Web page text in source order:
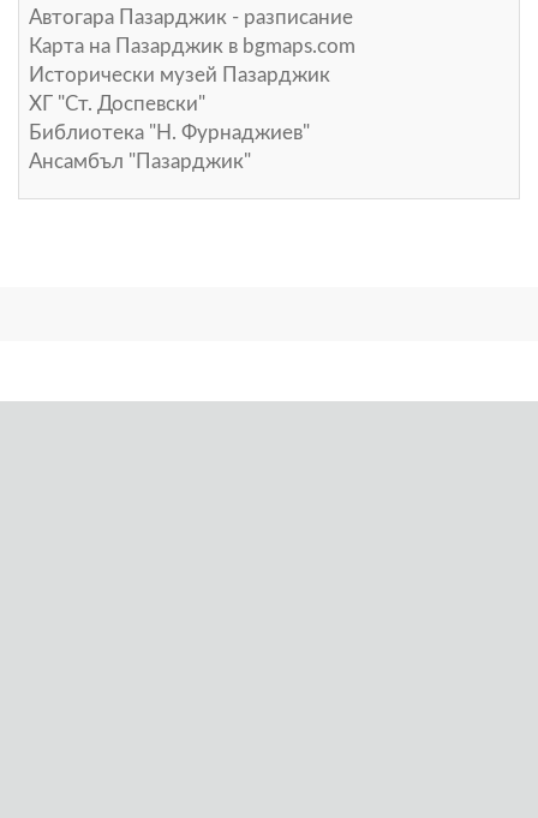
Автогара Пазарджик - разписание
Карта на Пазарджик в bgmaps.com
Исторически музей Пазарджик
ХГ "Ст. Доспевски"
Библиотека "Н. Фурнаджиев"
Ансамбъл "Пазарджик"